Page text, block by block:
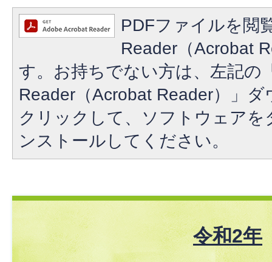
PDFファイルを閲
Reader（Acrobat
す。お持ちでない方は、左記の
Reader（Acrobat Reader）」
クリックして、ソフトウェア
ンストールしてください。
令和2年